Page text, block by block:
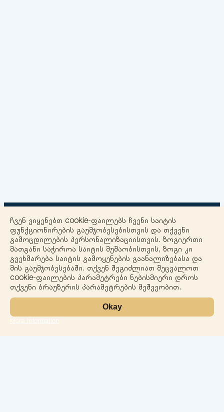
+
−
ჩვენ ვიყენებთ cookie-ფაილებს ჩვენი საიტის
ფუნქციონირების გაუმჯობესებისთვის და თქვენი
გამოცდილების პერსონალიზაციისთვის. ზოგიერთი
მათგანი საჭიროა საიტის მუშაობისთვის, ზოგი კი
გვეხმარება საიტის გამოყენების გაანალიზებასა და
მის გაუმჯობესებაში. თქვენ შეგიძლიათ შეცვალოთ
cookie-ფაილების პარამეტრები ნებისმიერი დროს
თქვენი ბრაუზერის პარამეტრების მეშვეობით.
Okay
More information